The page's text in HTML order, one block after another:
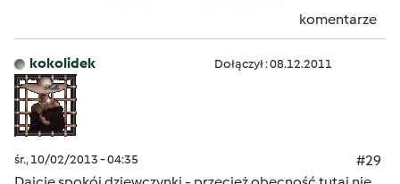
komentarze
kokolidek Dołączył : 08.12.2011
śr., 10/02/2013 - 04:35
#29